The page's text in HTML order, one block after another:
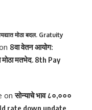
मोठा बदल. Gratuity
8वा वेतन आयोग:
मोठा मतभेद. 8th Pay
onसोन्याचे भाव ८०,०००
rate down update